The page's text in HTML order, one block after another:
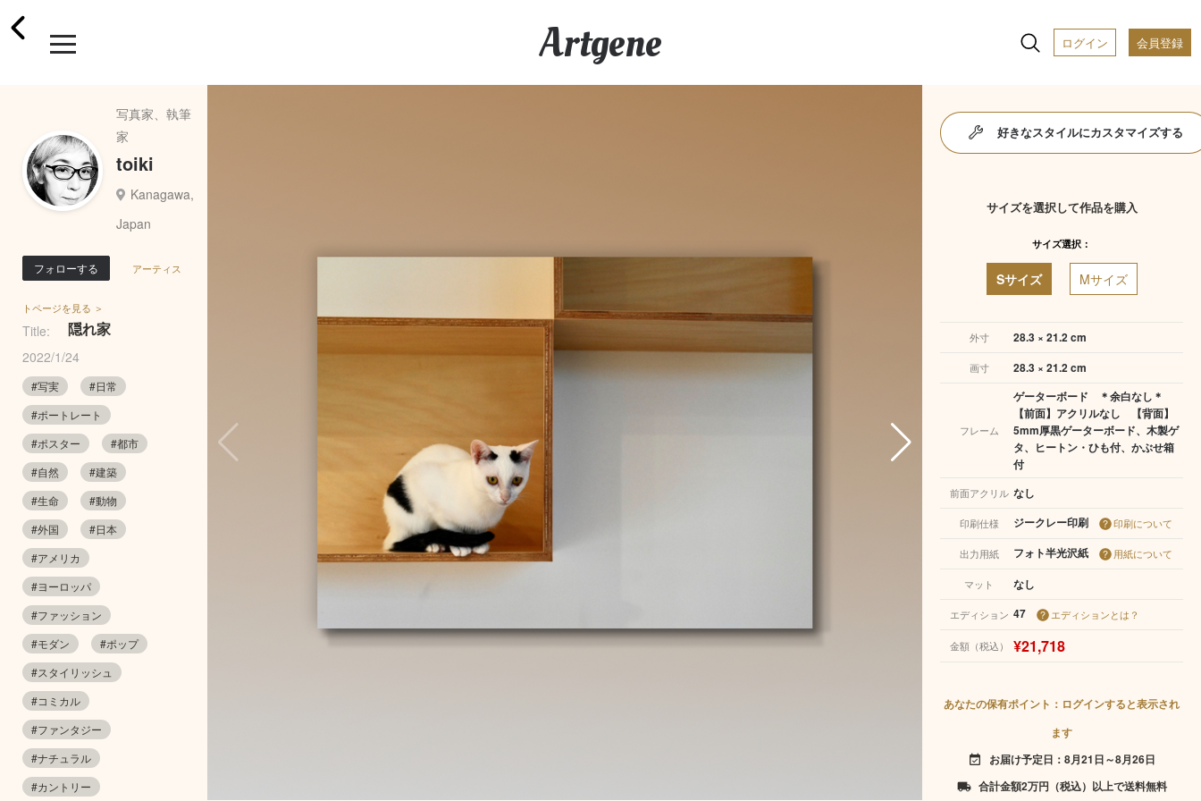
Artgene ログイン 会員登録
写真家、執筆
家
toiki
Kanagawa,
Japan
フォローする アーティス
トページを見る ＞
Title: 隠れ家
2022/1/24
#写実
#日常
#ポートレート
#ポスター
#都市
#自然
#建築
#生命
#動物
#外国
#日本
#アメリカ
#ヨーロッパ
#ファッション
#モダン
#ポップ
#スタイリッシュ
#コミカル
#ファンタジー
#ナチュラル
#カントリー
好きなスタイルにカスタマイズする
サイズを選択して作品を購入
サイズ選択：
Sサイズ Mサイズ
外寸 28.3 × 21.2 cm
画寸 28.3 × 21.2 cm
フレーム
ゲーターボード ＊余白なし＊
【前面】アクリルなし 【背面】
5mm厚黒ゲーターボード、木製ゲ
タ、ヒートン・ひも付、かぶせ箱
付
前面アクリル なし
印刷仕様 ジークレー印刷 印刷について
出力用紙 フォト半光沢紙 用紙について
マット なし
エディション 47 エディションとは？
金額（税込） ¥21,718
あなたの保有ポイント：ログインすると表示され
ます
event_available お届け予定日：8月21日～8月26日
local_shipping 合計金額2万円（税込）以上で送料無料